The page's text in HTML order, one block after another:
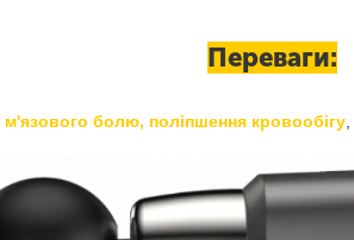
Переваги:
м'язового болю, поліпшення кровообігу